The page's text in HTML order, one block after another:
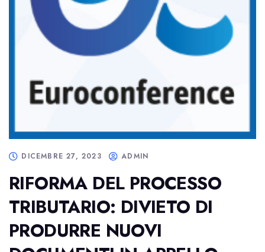
DICEMBRE 27, 2023 ADMIN
RIFORMA DEL PROCESSO
TRIBUTARIO: DIVIETO DI
PRODURRE NUOVI